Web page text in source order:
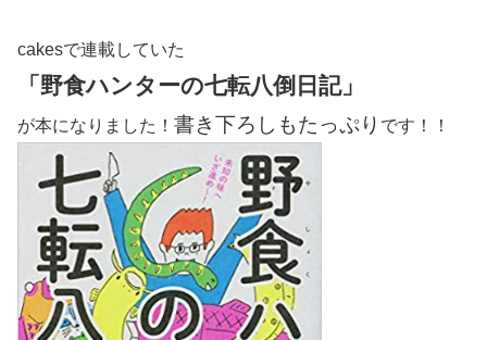
cakesで連載していた
「野食ハンターの七転八倒日記」
が本になりました！ 書き下ろしもたっぷり です！！